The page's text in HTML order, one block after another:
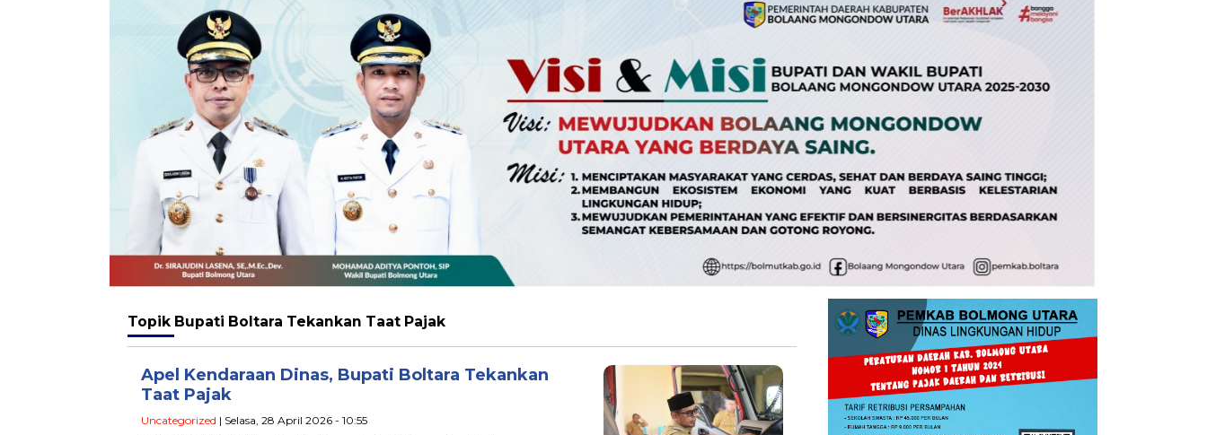
Topik Bupati Boltara Tekankan Taat Pajak
Apel Kendaraan Dinas, Bupati Boltara Tekankan
Taat Pajak
Uncategorized | Selasa, 28 April 2026 - 10:55